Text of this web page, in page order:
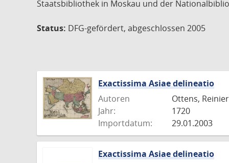
Staatsbibliothek in Moskau und der
Status: DFG-gefördert, abgeschlossen 2005
Exactissima Asiae delineatio
Autoren
Ottens,
Jahr:
1720
Importdatum:
29.01.2003
Exactissima Asiae delineatio